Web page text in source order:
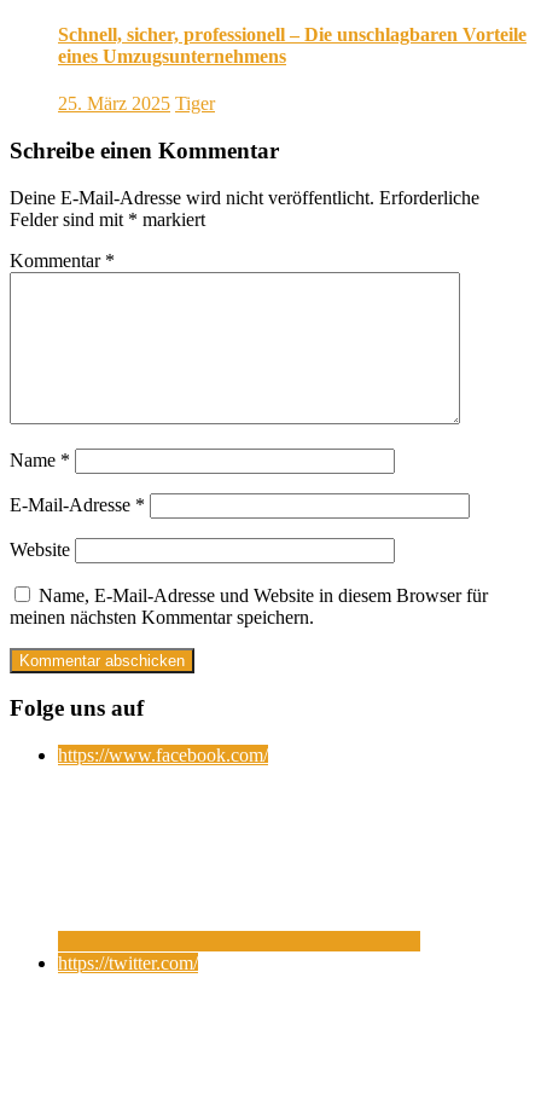
Schnell, sicher, professionell – Die unschlagbaren Vorteile
eines Umzugsunternehmens
25. März 2025 Tiger
Schreibe einen Kommentar
Deine E-Mail-Adresse wird nicht veröffentlicht. Erforderliche
Felder sind mit * markiert
Kommentar *
Name *
E-Mail-Adresse *
Website
Name, E-Mail-Adresse und Website in diesem Browser für
meinen nächsten Kommentar speichern.
Folge uns auf
https://www.facebook.com/
https://twitter.com/